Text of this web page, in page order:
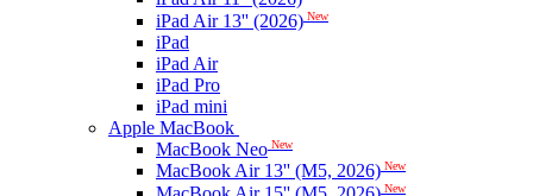
iPad Air 13'' (2026) New
iPad
iPad Air
iPad Pro
iPad mini
Apple MacBook
MacBook Neo New
MacBook Air 13'' (M5, 2026) New
New